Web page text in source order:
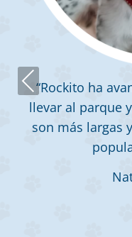
“Rockito ha
llevar al parque
son más largas
Previous